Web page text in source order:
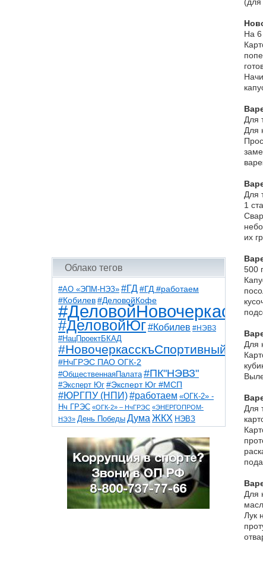
Облако тегов
#АО «ЭПМ-НЭЗ» #ГД #ГД #работаем
#Кобилев #ДеловойКофе
#ДеловойНовочеркасск
#ДеловойЮг#Кобилев #НЭВЗ
#НацПроектБКАД
#НовочеркасскъСпортивный
#НчГРЭС ПАО ОГК-2
#ОбщественнаяПалата #ПК"НЭВЗ"
#Эксперт Юг #Эксперт Юг #МСП
#ЮРГПУ (НПИ)#работаем «ОГК-2» -
Нч ГРЭС «ОГК-2» – НчГРЭС «ЭНЕРГОПРОМ-
НЭЗ» День Победы Дума ЖКХ НЭВЗ
НчГРЭС ТНТ
благоустройствоветераны выборы
детидороги казаки коррупция космос
общественная палата парк пожар роща
спорт театр транспорт художники
На 6
Для
Для
Для
1
их
500
Для
Для
Для
Лук